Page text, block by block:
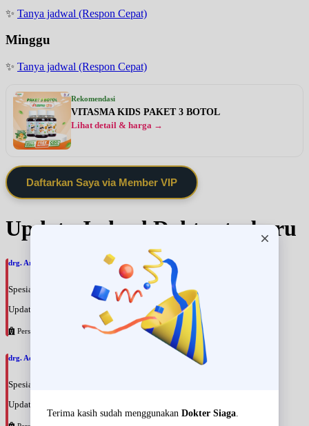
✨ Tanya jadwal (Respon Cepat)
Minggu
✨ Tanya jadwal (Respon Cepat)
Rekomendasi
VITASMA KIDS PAKET 3 BOTOL
Lihat detail & harga →
Daftarkan Saya via Member VIP
Update Jadwal Dokter terbaru
drg. Arfan Badeges, SpBM
Spesialis: Gigi & Mulut
Update terakhir: 2026-08-09 18:35:24
Persahabatan
drg. Addys Rino Hariar, SpBM
Spesialis: Gigi & Mulut
Update terakhir: 2026-08-09 18:30:30